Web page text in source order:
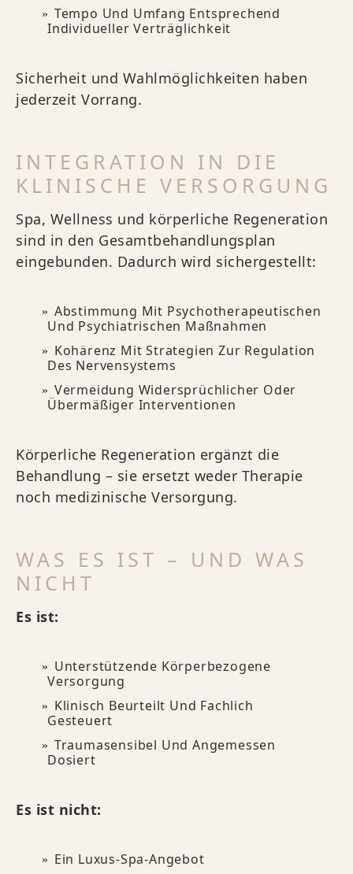
Tempo Und Umfang Entsprechend
Individueller Verträglichkeit
Sicherheit und Wahlmöglichkeiten haben
jederzeit Vorrang.
INTEGRATION IN DIE
KLINISCHE VERSORGUNG
Spa, Wellness und körperliche Regeneration
sind in den Gesamtbehandlungsplan
eingebunden. Dadurch wird sichergestellt:
Abstimmung Mit Psychotherapeutischen
Und Psychiatrischen Maßnahmen
Kohärenz Mit Strategien Zur Regulation
Des Nervensystems
Vermeidung Widersprüchlicher Oder
Übermäßiger Interventionen
Körperliche Regeneration ergänzt die
Behandlung – sie ersetzt weder Therapie
noch medizinische Versorgung.
WAS ES IST – UND WAS
NICHT
Es ist:
Unterstützende Körperbezogene
Versorgung
Klinisch Beurteilt Und Fachlich
Gesteuert
Traumasensibel Und Angemessen
Dosiert
Es ist nicht:
Ein Luxus-Spa-Angebot